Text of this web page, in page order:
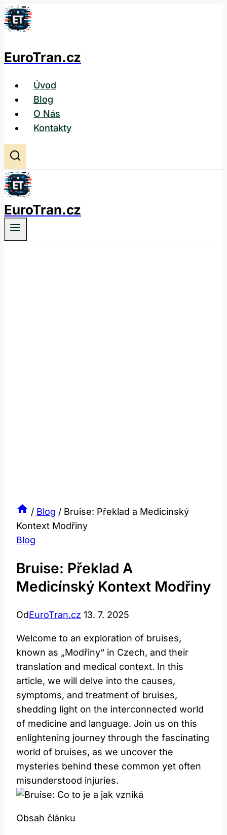
Přeskočit
na
EuroTran.cz
Úvod
Blog
O Nás
Kontakty
EuroTran.cz
/ Blog / Bruise: Překlad a Medicínský
Kontext Modřiny
Blog
Bruise: Překlad A
Medicínský Kontext Modřiny
OdEuroTran.cz 13. 7. 2025
Welcome to an exploration of bruises,
known as „Modřiny“ in Czech, and their
translation and medical context. In this
article, we will delve into the causes,
symptoms, and treatment of bruises,
shedding light on the interconnected world
of medicine and language. Join us on this
enlightening journey through the fascinating
world of bruises, as we uncover the
mysteries behind these common yet often
misunderstood injuries.
Obsah článku